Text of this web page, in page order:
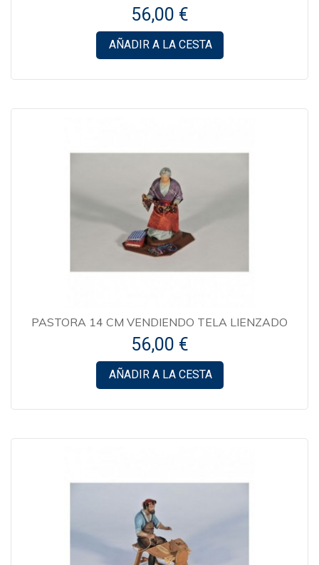
56,00 €
AÑADIR A LA CESTA
PASTORA 14 CM VENDIENDO TELA LIENZADO
56,00 €
AÑADIR A LA CESTA